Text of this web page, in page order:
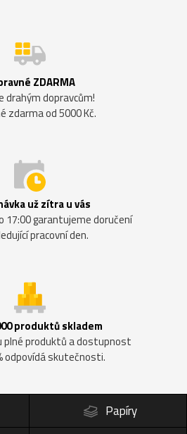
ZDARMA
drahým dopravcům!
zdarma od 5000 Kč.
už zítra u vás
17:00 garantujeme doručení
pracovní den.
produktů skladem
plné produktů a dostupnost
odpovídá skutečnosti.
Papíry